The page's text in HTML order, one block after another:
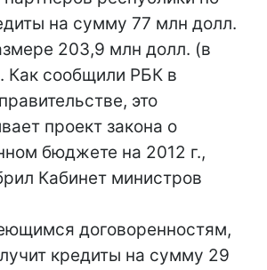
на сумму 77 млн долл.
203,9 млн долл. (в
Как сообщили РБК в
это
проект закона о
бюджете на 2012 г.,
Кабинет министров
договоренностям,
кредиты на сумму 29